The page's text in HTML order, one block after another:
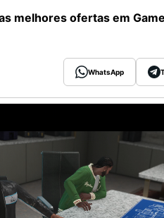
melhores ofertas em
WhatsApp